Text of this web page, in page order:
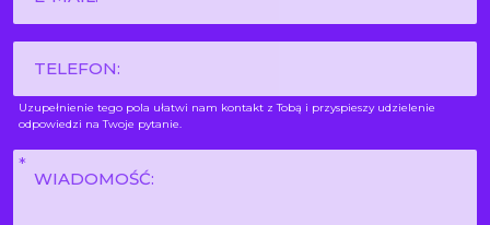
mail
Uzupełnienie tego pola ułatwi nam kontakt z Tobą i przyspieszy udzielenie
odpowiedzi na Twoje pytanie.
Wiadomość